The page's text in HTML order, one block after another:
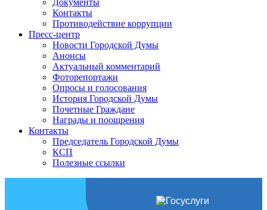
Документы
Контакты
Противодействие коррупции
Пресс-центр
Новости Городской Думы
Анонсы
Актуальный комментарий
Фоторепортажи
Опросы и голосования
История Городской Думы
Почетные Граждане
Награды и поощрения
Контакты
Председатель Городской Думы
КСП
Полезные ссылки